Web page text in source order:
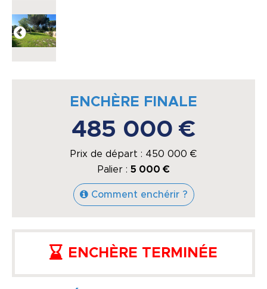
ENCHÈRE FINALE
485 000 €
Prix de départ : 450 000 €
Palier : 5 000 €
Comment enchérir ?
ENCHÈRE TERMINÉE